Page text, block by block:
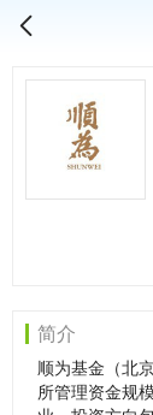
简介
顺为基金（北
所管理资金规